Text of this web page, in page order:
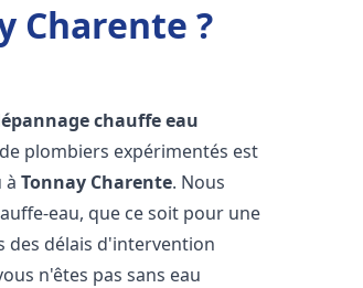
Charente ?
chauffe eau
plombiers expérimentés est
àTonnay Charente. Nous
eau, que ce soit pour une
des délais d'intervention
n'êtes pas sans eau